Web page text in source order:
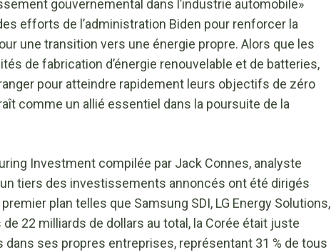
gouvernemental dans l’industrie automobile»
efforts de l’administration Biden pour renforcer la
une transition vers une énergie propre. Alors que les
de fabrication d’énergie renouvelable et de batteries,
pour atteindre rapidement leurs objectifs de zéro
comme un allié essentiel dans la poursuite de la
Investment compilée par Jack Connes, analyste
tiers des investissements annoncés ont été dirigés
plan telles que Samsung SDI, LG Energy Solutions,
22 milliards de dollars au total, la Corée était juste
ses propres entreprises, représentant 31 % de tous